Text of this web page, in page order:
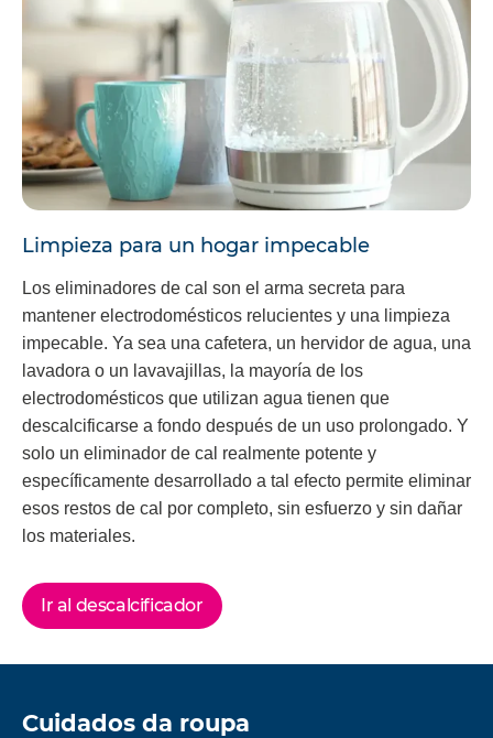
Limpieza para un hogar impecable
Los eliminadores de cal son el arma secreta para
mantener electrodomésticos relucientes y una limpieza
impecable. Ya sea una cafetera, un hervidor de agua, una
lavadora o un lavavajillas, la mayoría de los
electrodomésticos que utilizan agua tienen que
descalcificarse a fondo después de un uso prolongado. Y
solo un eliminador de cal realmente potente y
específicamente desarrollado a tal efecto permite eliminar
esos restos de cal por completo, sin esfuerzo y sin dañar
los materiales.
Ir al descalcificador
Cuidados da roupa